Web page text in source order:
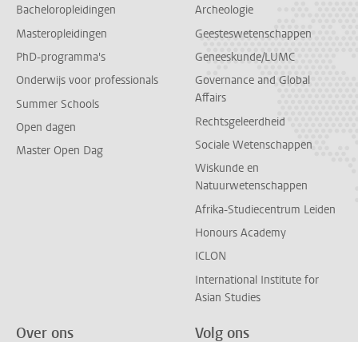
Bacheloropleidingen
Masteropleidingen
PhD-programma's
Onderwijs voor professionals
Summer Schools
Open dagen
Master Open Dag
Archeologie
Geesteswetenschappen
Geneeskunde/LUMC
Governance and Global
Affairs
Rechtsgeleerdheid
Sociale Wetenschappen
Wiskunde en
Natuurwetenschappen
Afrika-Studiecentrum Leiden
Honours Academy
ICLON
International Institute for
Asian Studies
Over ons Volg ons